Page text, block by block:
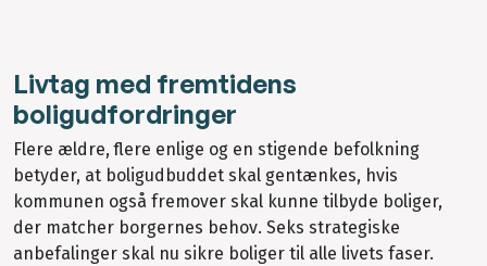
Livtag med fremtidens
boligudfordringer
Flere ældre, flere enlige og en stigende befolkning
betyder, at boligudbuddet skal gentænkes, hvis
kommunen også fremover skal kunne tilbyde boliger,
der matcher borgernes behov. Seks strategiske
anbefalinger skal nu sikre boliger til alle livets faser.